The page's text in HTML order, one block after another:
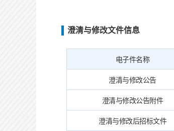
澄清与修改文件信息
电子件名称
澄清与修改公告
澄清与修改公告附件
澄清与修改后招标文件